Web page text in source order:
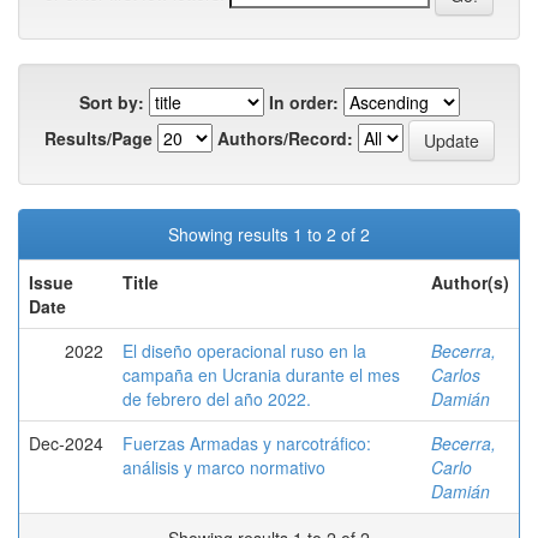
Sort by:
In order:
Results/Page
Authors/Record:
Showing results 1 to 2 of 2
Issue
Date
Title Author(s)
2022
El diseño operacional ruso en la
campaña en Ucrania durante el mes
de febrero del año 2022.
Becerra,
Carlos
Damián
Dec-2024
Fuerzas Armadas y narcotráfico:
análisis y marco normativo
Becerra,
Carlo
Damián